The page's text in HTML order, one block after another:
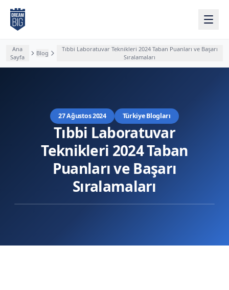
Ana içeriğe atla
Ana
Sayfa
Blog
Tıbbi Laboratuvar Teknikleri 2024 Taban Puanları ve Başarı
Sıralamaları
27 Ağustos 2024 Türkiye Blogları
Tıbbi Laboratuvar
Teknikleri 2024 Taban
Puanları ve Başarı
Sıralamaları